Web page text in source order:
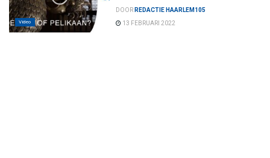
Video
DOOR REDACTIE HAARLEM105
13 FEBRUARI 2022